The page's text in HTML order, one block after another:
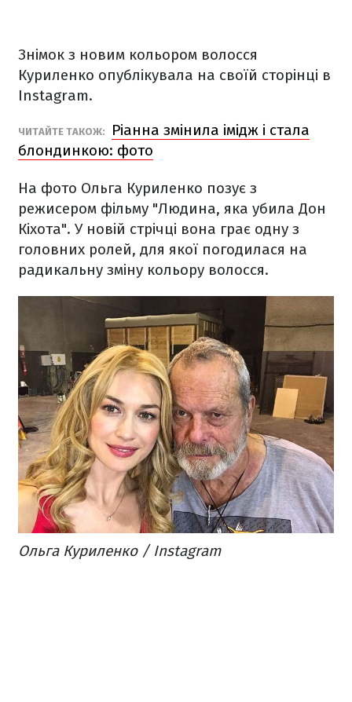
Знімок з новим кольором волосся
Куриленко опублікувала на своїй сторінці в
Instagram.
ЧИТАЙТЕ ТАКОЖ:
Ріанна змінила імідж і стала
блондинкою: фото
На фото Ольга Куриленко позує з
режисером фільму "Людина, яка убила Дон
Кіхота". У новій стрічці вона грає одну з
головних ролей, для якої погодилася на
радикальну зміну кольору волосся.
Ольга Куриленко / Instagram